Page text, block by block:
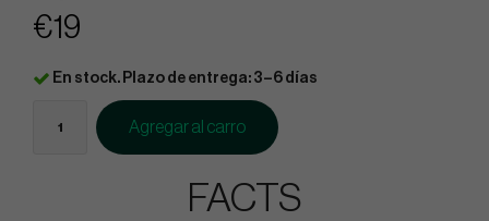
€19
En stock. Plazo de entrega: 3–6 días
Agregar al carro
FACTS